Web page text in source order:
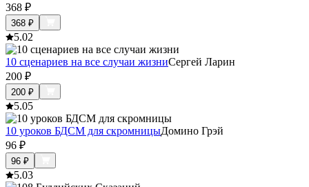
368 ₽
368 ₽
5.02
10 сценариев на все случаи жизниСергей Ларин
200 ₽
200 ₽
5.05
10 уроков БДСМ для скромницыДомино Грэй
96 ₽
96 ₽
5.03